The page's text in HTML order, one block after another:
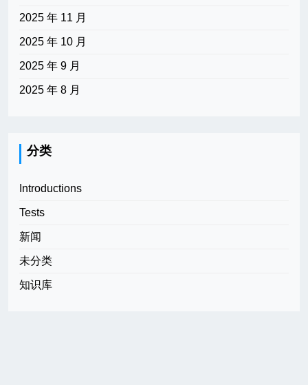
2025 年 11 月
2025 年 10 月
2025 年 9 月
2025 年 8 月
分类
Introductions
Tests
新闻
未分类
知识库